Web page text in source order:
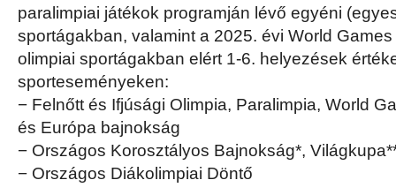
paralimpiai játékok programján lévő egyéni
sportágakban, valamint a 2025. évi World
olimpiai sportágakban elért 1-6. helyezések
sporteseményeken:
− Felnőtt és Ifjúsági Olimpia, Paralimpia, World
és Európa bajnokság
− Országos Korosztályos Bajnokság*,
− Országos Diákolimpiai Döntő